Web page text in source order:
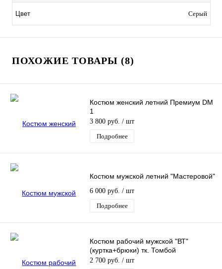
Цвет Серый
ПОХОЖИЕ ТОВАРЫ (8)
Костюм женский летний Премиум DM
1
3 800 руб. / шт
Подробнее
Костюм мужской летний "Мастеровой"
6 000 руб. / шт
Подробнее
Костюм рабочий мужской "ВТ"
(куртка+брюки) тк. Томбой
2 700 руб. / шт